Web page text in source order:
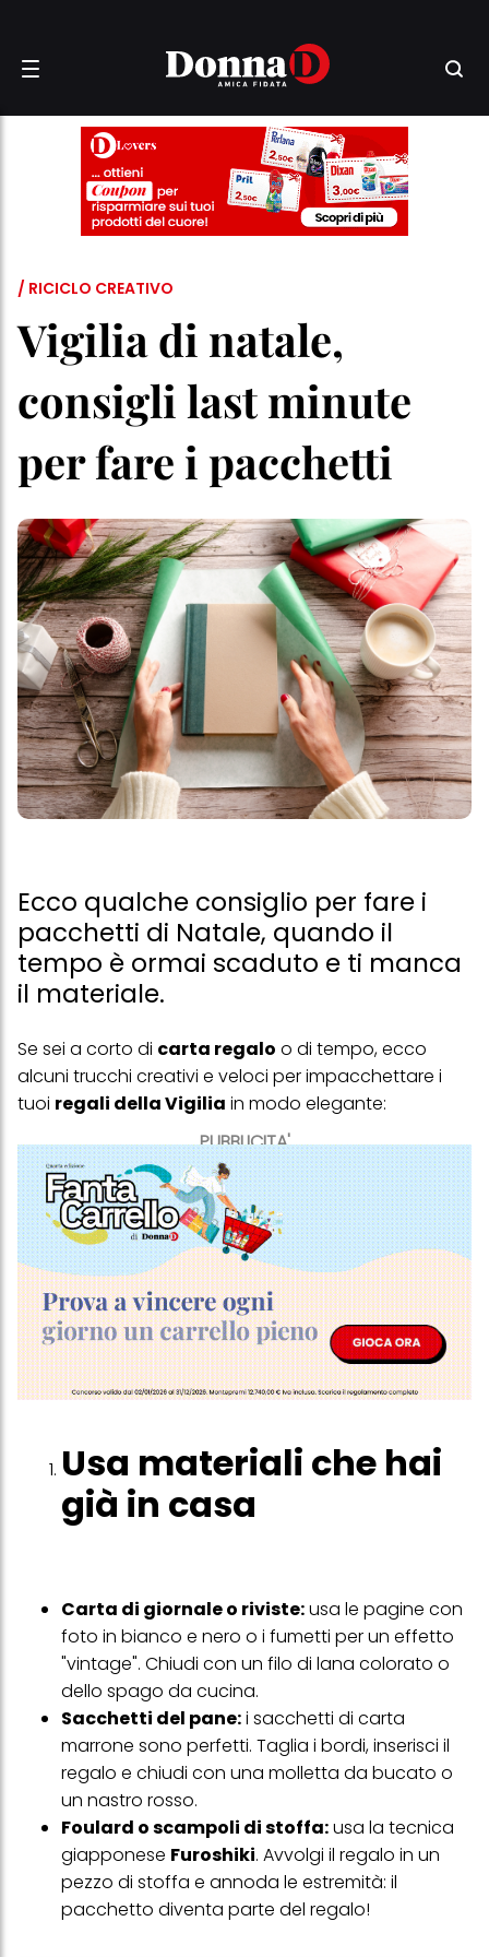
/ RICICLO CREATIVO
Vigilia di natale,
consigli last minute
per fare i pacchetti
Ecco qualche consiglio per fare i
pacchetti di Natale, quando il
tempo è ormai scaduto e ti manca
il materiale.
PUBBLICITA'
Se sei a corto di carta regalo o di tempo, ecco
alcuni trucchi creativi e veloci per impacchettare i
tuoi regali della Vigilia in modo elegante:
Usa materiali che hai
già in casa
Carta di giornale o riviste:usa le pagine con
foto in bianco e nero o i fumetti per un effetto
"vintage". Chiudi con un filo di lana colorato o
dello spago da cucina.
Sacchetti del pane:i sacchetti di carta
marrone sono perfetti. Taglia i bordi, inserisci il
regalo e chiudi con una molletta da bucato o
un nastro rosso.
Foulard o scampoli di stoffa:usa la tecnica
giapponese Furoshiki. Avvolgi il regalo in un
pezzo di stoffa e annoda le estremità: il
pacchetto diventa parte del regalo!